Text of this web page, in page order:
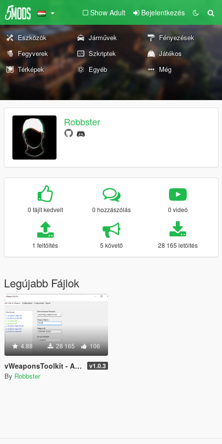
Show Adult Bejelentkezés
Eszközök Járművek
Fényezések
Fegyverek
Szkriptek
Játékos
Térképek
Egyéb Még
Robbster
0 fájlt kedvelt 0 hozzászólás 0 videó
1 feltöltés 5 követő 28 165 letöltés
Legújabb Fájlok
4.88 28 165 106
vWeaponsToolkit - Addon Weapon Generator v1.0.3
By Robbster